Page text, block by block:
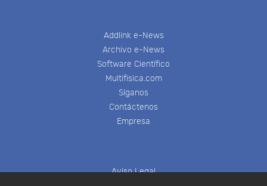
Addlink e-News
Archivo e-News
Software Científico
Multifisica.com
Síganos
Contáctenos
Empresa
Aviso Legal